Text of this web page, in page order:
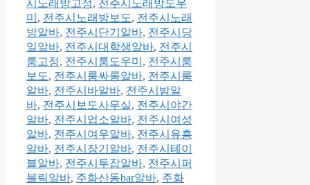
시노래방고정, 전주시노래방도우
미 , 전주시노래방보도, 전주시노래
방알바, 전주시단기알바, 전주시당
일알바, 전주시대학생알바, 전주시
룸고정, 전주시룸도우미 , 전주시룸
보도, 전주시룸싸롱알바, 전주시룸
알바, 전주시바알바, 전주시밤알
바, 전주시보도사무실, 전주시야간
알바, 전주시업소알바, 전주시여성
알바, 전주시여우알바, 전주시유흥
알바, 전주시장기알바, 전주시테이
블알바, 전주시투잡알바, 전주시퍼
블릭알바, 주화산동bar알바, 주화